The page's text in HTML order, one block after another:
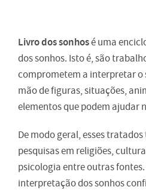
Livro dos sonhosé uma
dos sonhos. Isto é, são
comprometem a interpretar o
mão de figuras, situações,
elementos que podem ajudar
De modo geral, esses
pesquisas em religiões,
psicologia entre outras fontes.
interpretação dos sonhos